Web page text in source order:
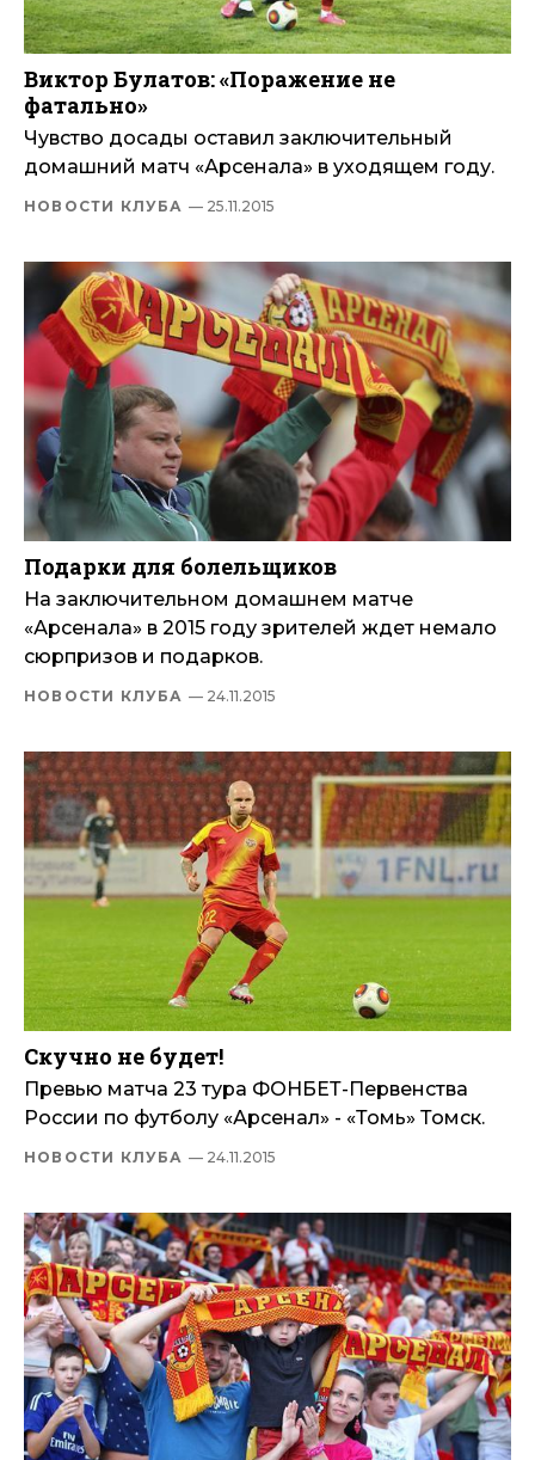
Виктор Булатов: «Поражение не
фатально»
Чувство досады оставил заключительный
домашний матч «Арсенала» в уходящем году.
НОВОСТИ КЛУБА — 25.11.2015
Подарки для болельщиков
На заключительном домашнем матче
«Арсенала» в 2015 году зрителей ждет немало
сюрпризов и подарков.
НОВОСТИ КЛУБА — 24.11.2015
Скучно не будет!
Превью матча 23 тура ФОНБЕТ-Первенства
России по футболу «Арсенал» - «Томь» Томск.
НОВОСТИ КЛУБА — 24.11.2015